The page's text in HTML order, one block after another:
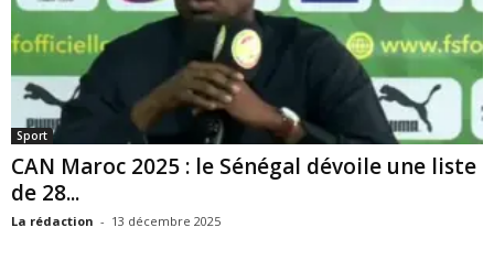
Sport
CAN Maroc 2025 : le Sénégal dévoile une liste
de 28...
La rédaction - 13 décembre 2025